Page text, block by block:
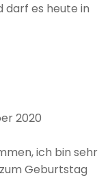
darf es heute in
2020
ich bin sehr
Geburtstag